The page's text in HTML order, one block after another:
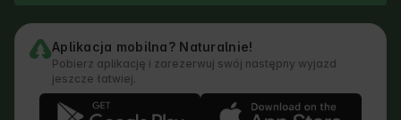
Aplikacja mobilna? Naturalnie!
Pobierz aplikację i zarezerwuj swój następny wyjazd
jeszcze łatwiej.